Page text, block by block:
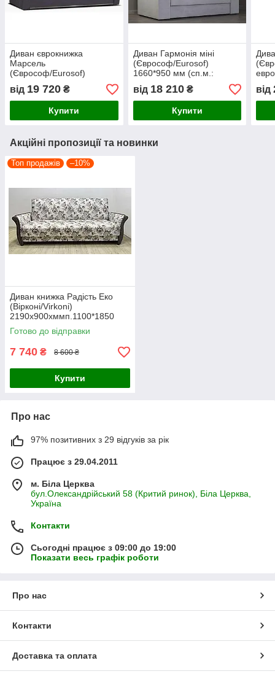
Диван єврокнижка
Марсель
(Єврософ/Eurosof)
2200*980 (сп.148х192) мм
від 19 720 ₴
Купити
Диван Гармонія міні
(Єврософ/Eurosof)
1660*950 мм (сп.м.:
1220х2100) мм
від 18 210₴
Купити
від
Акційні пропозиції та новинки
Топ продажів –10%
Диван книжка Радість Еко
(Вірконі/Virkoni)
2190х900хммп.1100*1850
Готово до відправки
7 740 ₴ 8 600 ₴
Купити
Про нас
97% позитивних з 29 відгуків за рік
Працює з 29.04.2011
м. Біла Церква
бул.Олександрійський 58 (Критий ринок), Біла Церква,
Україна
Контакти
Сьогодні працює з 09:00 до 19:00
Показати весь графік роботи
Про нас
Контакти
Доставка та оплата